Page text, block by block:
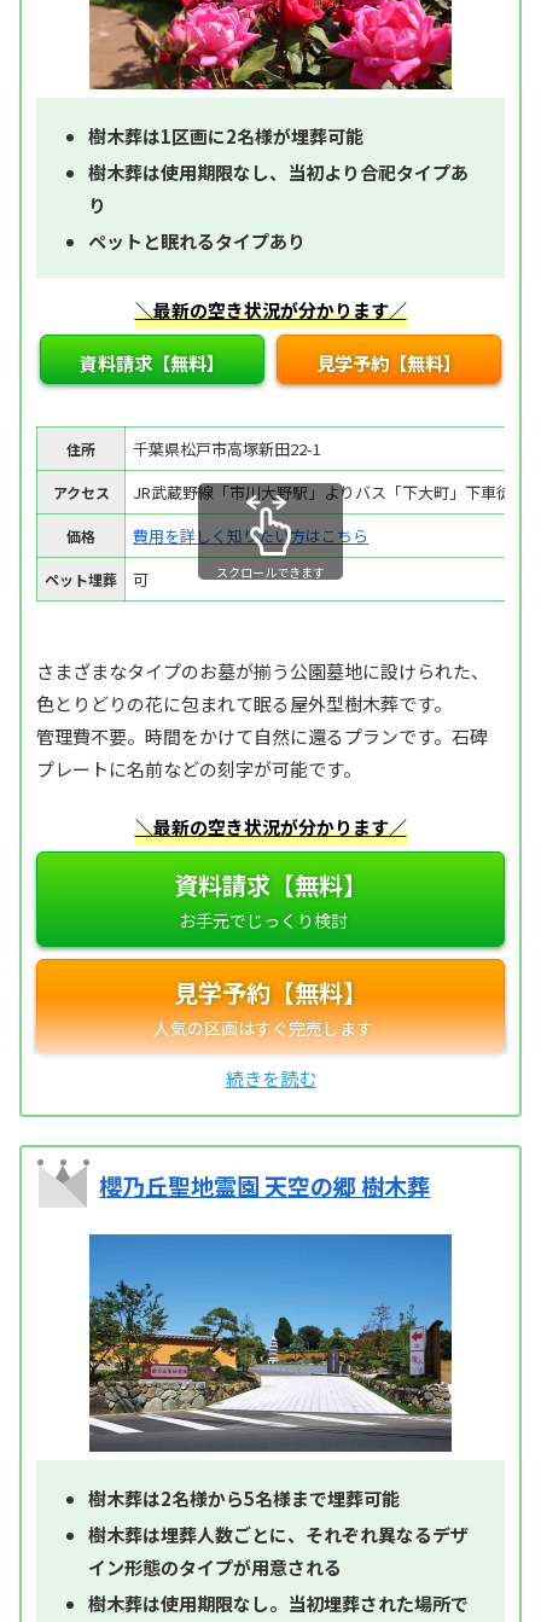
樹木葬は1区画に2名様が埋葬可能
樹木葬は使用期限なし、当初より合祀タイプあ
り
ペットと眠れるタイプあり
＼最新の空き状況が分かります／
資料請求【無料】 見学予約【無料】
住所 千葉県松戸市高塚新田22-1
アクセス JR武蔵野線「市川大野駅」よりバス「下大町」下車徒歩5
価格 費用を詳しく知りたい方はこちら
ペット埋葬 可 スクロールできます
さまざまなタイプのお墓が揃う公園墓地に設けられた、
色とりどりの花に包まれて眠る屋外型樹木葬です。
管理費不要。時間をかけて自然に還るプランです。石碑
プレートに名前などの刻字が可能です。
＼最新の空き状況が分かります／
資料請求【無料】
見学予約【無料】
櫻乃丘聖地霊園 天空の郷 樹木葬
樹木葬は2名様から5名様まで埋葬可能
樹木葬は埋葬人数ごとに、それぞれ異なるデザ
イン形態のタイプが用意される
樹木葬は使用期限なし。当初埋葬された場所で